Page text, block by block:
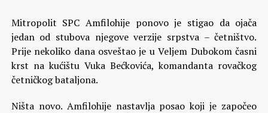
Mitropolit SPC Amfilohije ponovo je stigao da ojača
jedan od stubova njegove verzije srpstva – četništvo.
Prije nekoliko dana osveštao je u Veljem Dubokom časni
krst na kućištu Vuka Bećkovića, komandanta rovačkog
četničkog bataljona.
Ništa novo. Amfilohije nastavlja posao koji je započeo